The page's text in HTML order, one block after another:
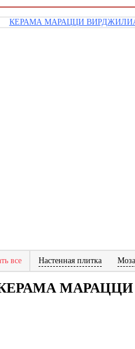
все Настенная плитка
КЕРАМА